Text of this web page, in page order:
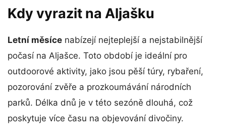
Kdy vyrazit na Aljašku
Letní měsíce nabízejí nejteplejší a nejstabilnější
počasí na Aljašce. Toto období je ideální pro
outdoorové aktivity, jako jsou pěší túry, rybaření,
pozorování zvěře a prozkoumávání národních
parků. Délka dnů je v této sezóně dlouhá, což
poskytuje více času na objevování divočiny.